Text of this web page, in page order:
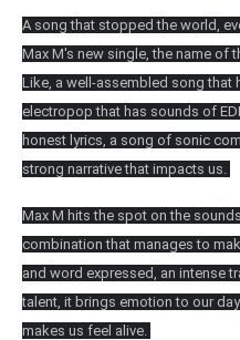
A song that stopped the world,
Max M's new single, the name of
Like, a well-assembled song that
electropop that has sounds of
honest lyrics, a song of sonic
strong narrative that impacts us.
Max M hits the spot on the
combination that manages to
and word expressed, an intense
talent, it brings emotion to our
makes us feel alive.